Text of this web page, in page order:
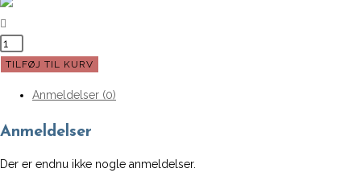
Mellem
tallerken
m.
(Grøn)
TILFØJ TIL KURV
Anmeldelser (0)
Anmeldelser
Der er endnu ikke nogle anmeldelser.